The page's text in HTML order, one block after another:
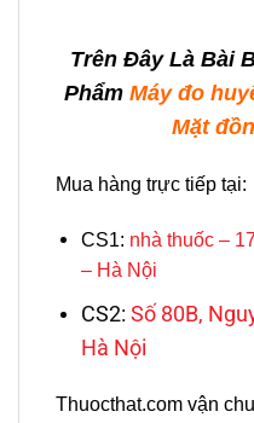
Trên Đây Là Bài
Phẩm Máy đo
Mặt
Mua hàng trực tiếp tại:
CS1: nhà thuốc –
– Hà Nội
CS2: Số 80B,
Hà Nội
Thuocthat.com vận